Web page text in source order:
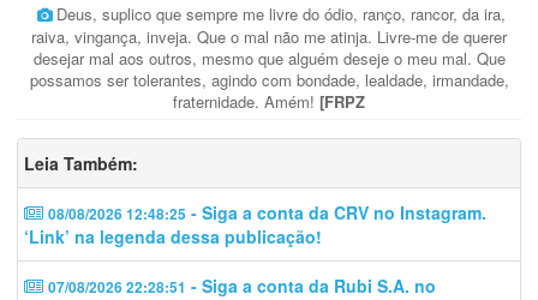
Deus, suplico que sempre me livre do ódio, ranço, rancor, da ira,
raiva, vingança, inveja. Que o mal não me atinja. Livre-me de querer
desejar mal aos outros, mesmo que alguém deseje o meu mal. Que
possamos ser tolerantes, agindo com bondade, lealdade, irmandade,
fraternidade. Amém! [FRPZ
Leia Também:
08/08/2026 12:48:25 - Siga a conta da CRV no Instagram.
‘Link’ na legenda dessa publicação!
07/08/2026 22:28:51 - Siga a conta da Rubi S.A. no